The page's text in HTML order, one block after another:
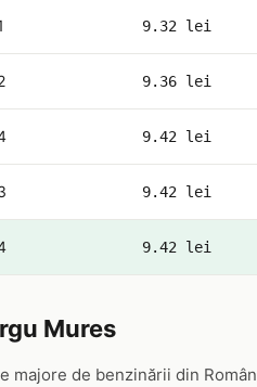
9.32 lei
9.36 lei
9.42 lei
9.42 lei
9.42 lei
Mures
majore de benzinării din